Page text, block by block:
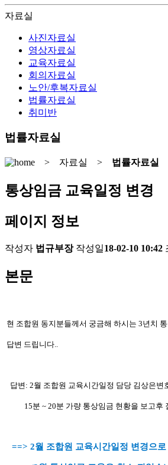
자료실
사진자료실
영상자료실
교육자료실
회의자료실
노안/후복자료실
법률자료실
취미반
법률자료실
> 자료실 > 법률자료실
통상임금 교육일정 변경
페이지 정보
작성자 법규부장 작성일18-02-10 10:42
본문
현 조합원 동지분들께서 궁금해 하시는 3년치
답변 드립니다..
답변: 2월 조합원 교육시간일정 담당 김상은변
15분 ~ 20분 가량 통상임금 현황을 보고후
==> 2월 조합원 교육시간일정 변경으로